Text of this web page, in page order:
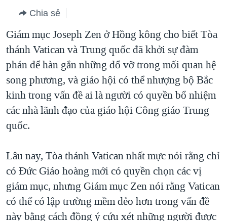
chính
điều
hướng
chính
Đi
tới
"Tìm"
BLOG
DIỄN ĐÀN
MỤC
TỰ DO BÁO CHÍ
VẠCH TRẦN TIN GIẢ
NGƯỜI VIỆT HẢI NGOẠI
ĐỜI SỐNG
KHOA HỌC
SỨC KHOẺ
VĂN HOÁ
CHUYÊN ĐỀ
CHIẾN TRANH THƯƠNG MẠI CỦA MỸ: QUÁ KHỨ VÀ HIỆN
HÀNH TRÌNH BẦU CỬ 2024
GIẢI MÃ VÀNH ĐAI & CON ĐƯỜNG
NGÀY TỊ NẠN THẾ GIỚI
TRỊNH VĨNH BÌNH - NGƯỜI HẠ 'BÊN THẮNG CUỘC'
GROUND ZERO – XƯA VÀ NAY
HỌC TIẾNG ANH
VIDEO
NGHE
MẠNG XÃ HỘI
Ngôn ngữ khác
Chia sẻ
Giám mục Joseph Zen ở Hồng kông cho biết Tòa
thánh Vatican và Trung quốc đã khởi sự đàm
phán để hàn gắn những đổ vỡ trong mối quan hệ
song phương, và giáo hội có thể nhượng bộ Bắc
kinh trong vấn đề ai là người có quyền bổ nhiệm
các nhà lãnh đạo của giáo hội Công giáo Trung
quốc.
Lâu nay, Tòa thánh Vatican nhất mực nói rằng chỉ
có Đức Giáo hoàng mới có quyền chọn các vị
giám mục, nhưng Giám mục Zen nói rằng Vatican
có thể có lập trường mềm dẻo hơn trong vấn đề
này bằng cách đồng ý cứu xét những người được